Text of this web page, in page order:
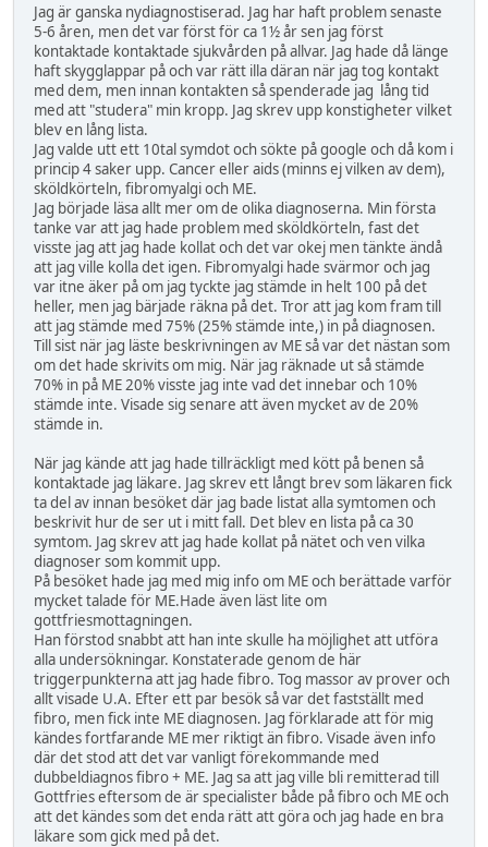
Jag är ganska nydiagnostiserad. Jag har haft problem senaste
5-6 åren, men det var först för ca 1½ år sen jag först
kontaktade kontaktade sjukvården på allvar. Jag hade då länge
haft skygglappar på och var rätt illa däran när jag tog kontakt
med dem, men innan kontakten så spenderade jag lång tid
med att "studera" min kropp. Jag skrev upp konstigheter vilket
blev en lång lista.
Jag valde utt ett 10tal symdot och sökte på google och då kom i
princip 4 saker upp. Cancer eller aids (minns ej vilken av dem),
sköldkörteln, fibromyalgi och ME.
Jag började läsa allt mer om de olika diagnoserna. Min första
tanke var att jag hade problem med sköldkörteln, fast det
visste jag att jag hade kollat och det var okej men tänkte ändå
att jag ville kolla det igen. Fibromyalgi hade svärmor och jag
var itne äker på om jag tyckte jag stämde in helt 100 på det
heller, men jag bärjade räkna på det. Tror att jag kom fram till
att jag stämde med 75% (25% stämde inte,) in på diagnosen.
Till sist när jag läste beskrivningen av ME så var det nästan som
om det hade skrivits om mig. När jag räknade ut så stämde
70% in på ME 20% visste jag inte vad det innebar och 10%
stämde inte. Visade sig senare att även mycket av de 20%
stämde in.
När jag kände att jag hade tillräckligt med kött på benen så
kontaktade jag läkare. Jag skrev ett långt brev som läkaren fick
ta del av innan besöket där jag bade listat alla symtomen och
beskrivit hur de ser ut i mitt fall. Det blev en lista på ca 30
symtom. Jag skrev att jag hade kollat på nätet och ven vilka
diagnoser som kommit upp.
På besöket hade jag med mig info om ME och berättade varför
mycket talade för ME.Hade även läst lite om
gottfriesmottagningen.
Han förstod snabbt att han inte skulle ha möjlighet att utföra
alla undersökningar. Konstaterade genom de här
triggerpunkterna att jag hade fibro. Tog massor av prover och
allt visade U.A. Efter ett par besök så var det fastställt med
fibro, men fick inte ME diagnosen. Jag förklarade att för mig
kändes fortfarande ME mer riktigt än fibro. Visade även info
där det stod att det var vanligt förekommande med
dubbeldiagnos fibro + ME. Jag sa att jag ville bli remitterad till
Gottfries eftersom de är specialister både på fibro och ME och
att det kändes som det enda rätt att göra och jag hade en bra
läkare som gick med på det.